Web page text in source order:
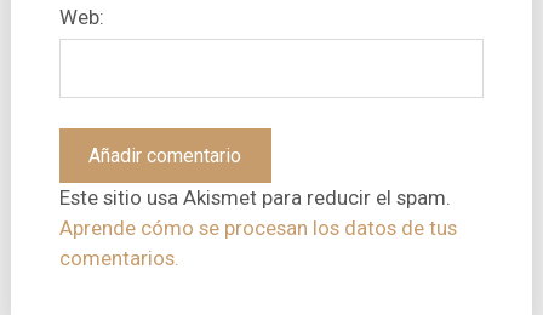
Web:
Este sitio usa Akismet para reducir el spam.
Aprende cómo se procesan los datos de tus
comentarios.